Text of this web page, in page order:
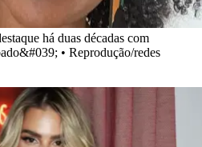
há duas décadas com
• Reprodução/redes